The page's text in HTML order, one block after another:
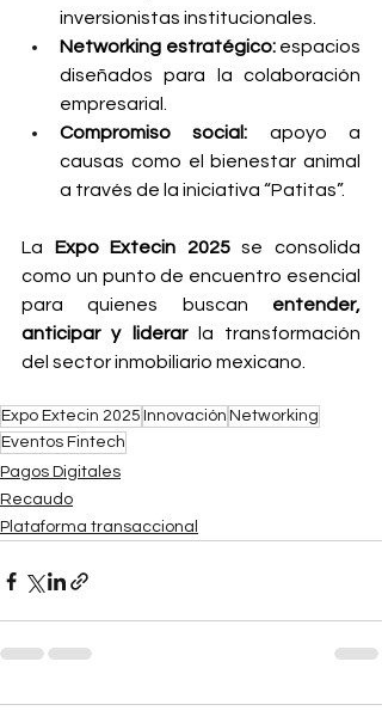
inversionistas institucionales.
Networking estratégico: espacios
diseñados para la colaboración
empresarial.
Compromiso social: apoyo a
causas como el bienestar animal
a través de la iniciativa “Patitas”.
La Expo Extecin 2025 se consolida
como un punto de encuentro esencial
para quienes buscan entender,
anticipar y liderar la transformación
del sector inmobiliario mexicano.
Expo Extecin 2025 Innovación Networking
Eventos Fintech
Pagos Digitales
Recaudo
Plataforma transaccional